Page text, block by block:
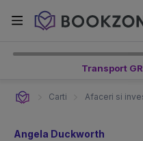
Transport
Carti Afaceri si
Angela Duckworth